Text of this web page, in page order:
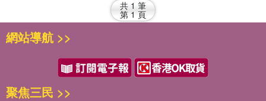
共 1 筆
第 1 頁
網站導航 >>
聚焦三民 >>